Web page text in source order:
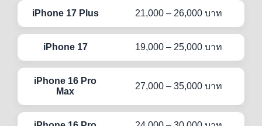
iPhone 17 Plus 21,000 – 26,000 บาท
iPhone 17 19,000 – 25,000 บาท
iPhone 16 Pro
Max
27,000 – 35,000 บาท